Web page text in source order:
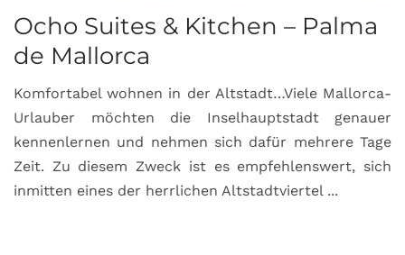
Ocho Suites & Kitchen – Palma
de Mallorca
Komfortabel wohnen in der Altstadt…Viele Mallorca-
Urlauber möchten die Inselhauptstadt genauer
kennenlernen und nehmen sich dafür mehrere Tage
Zeit. Zu diesem Zweck ist es empfehlenswert, sich
inmitten eines der herrlichen Altstadtviertel ...